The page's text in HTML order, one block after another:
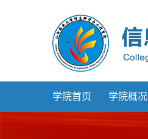
学院首页 学院概况